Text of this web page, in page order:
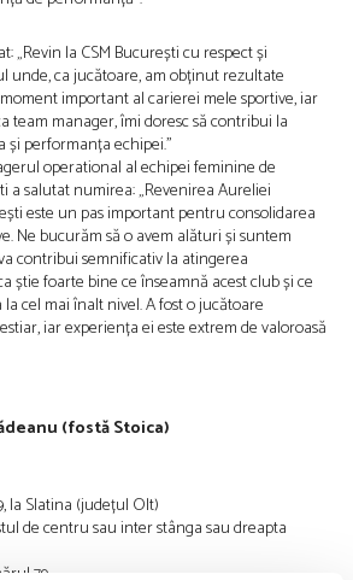
„Revin la CSM București cu respect și
unde, ca jucătoare, am obținut rezultate
important al carierei mele sportive, iar
team manager, îmi doresc să contribui la
și performanța echipei.”
operational al echipei feminine de
a salutat numirea: „Revenirea Aureliei
este un pas important pentru consolidarea
Ne bucurăm să o avem alături și suntem
contribui semnificativ la atingerea
știe foarte bine ce înseamnă acest club și ce
cel mai înalt nivel. A fost o jucătoare
iar experiența ei este extrem de valoroasă
(fostă Stoica)
la Slatina (județul Olt)
de centru sau inter stânga sau dreapta